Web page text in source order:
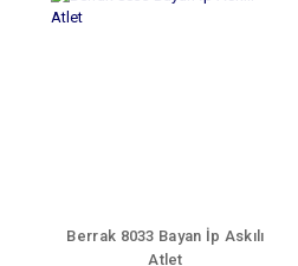
Berrak 8033 Bayan İp Askılı
Atlet